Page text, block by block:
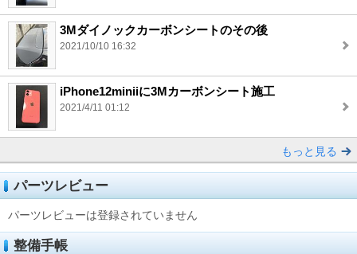
3Mダイノックカーボンシートのその後
2021/10/10 16:32
iPhone12miniiに3Mカーボンシート施工
2021/4/11 01:12
もっと見る
パーツレビュー
パーツレビューは登録されていません
整備手帳